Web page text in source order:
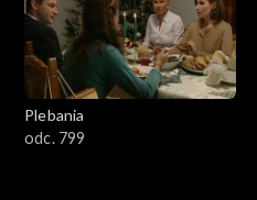
Plebania
odc. 799